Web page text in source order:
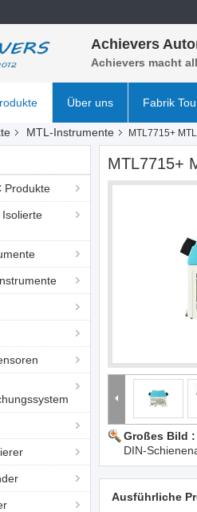
Achievers
Achievers macht
Über uns Fabrik
MTL-Instrumente MTL7715+
Produkte
Isolierte
MTL7715+
Großes Bild :
DIN-
Ausführliche